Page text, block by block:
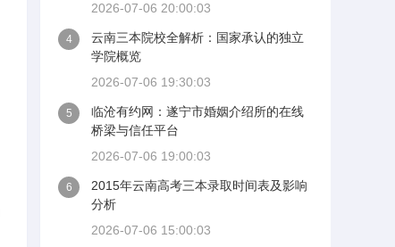
2026-07-06 20:00:03
4
云南三本院校全解析：国家承认的独立
学院概览
2026-07-06 19:30:03
5
临沧有约网：遂宁市婚姻介绍所的在线
桥梁与信任平台
2026-07-06 19:00:03
6
2015年云南高考三本录取时间表及影响
分析
2026-07-06 15:00:03